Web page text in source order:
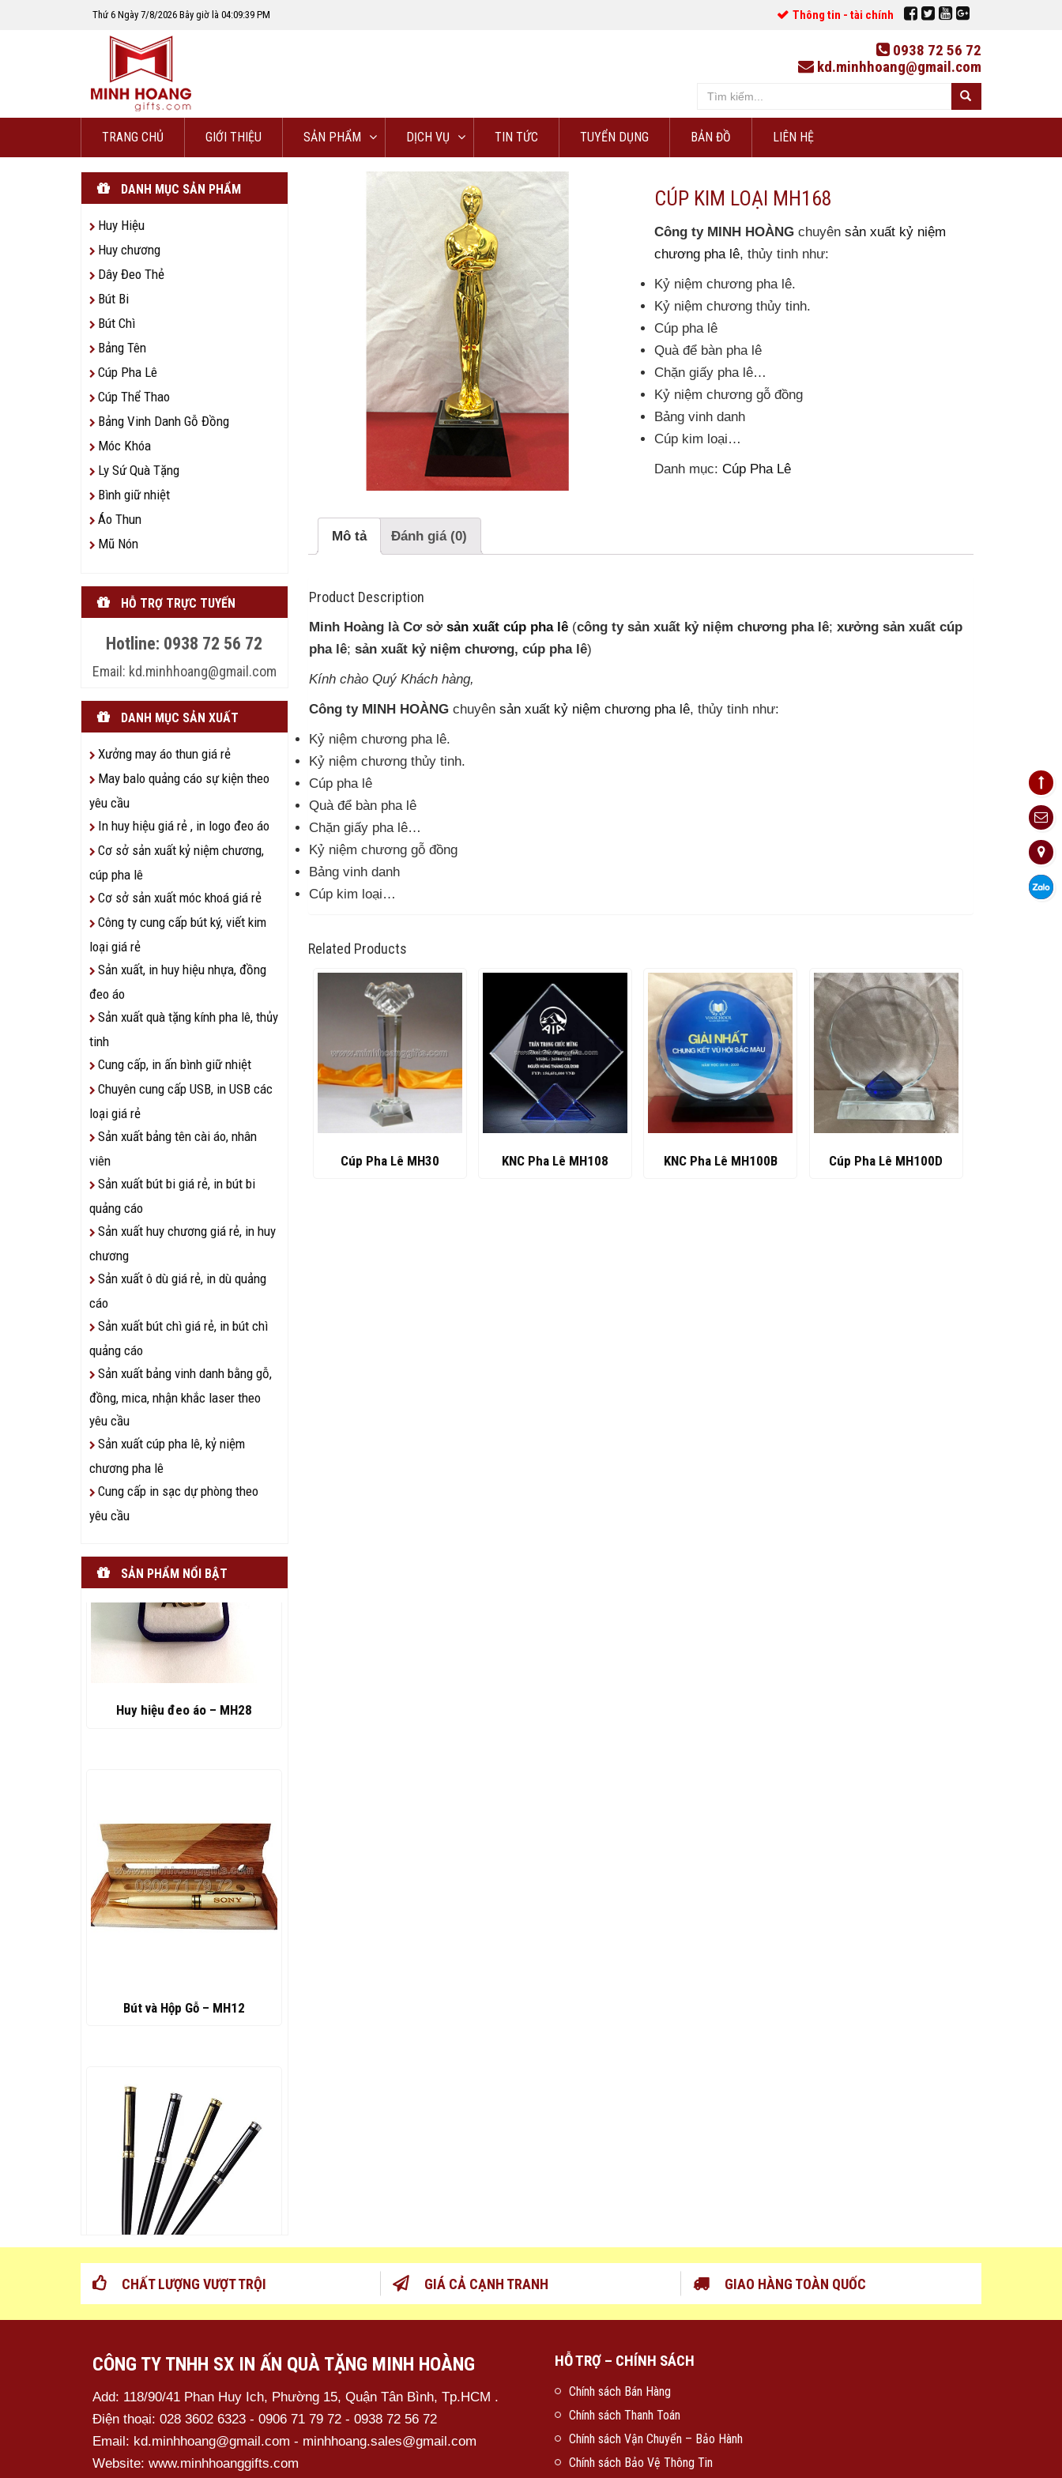
Thứ 6 Ngày 7/8/2026 Bây giờ là 04:09:39 PM Thông tin - tài chính
0938 72 56 72
kd.minhhoang@gmail.com
TRANG CHỦ GIỚI THIỆU SẢN PHẨM DỊCH VỤ TIN TỨC TUYỂN DỤNG BẢN ĐỒ LIÊN HỆ
CÚP KIM LOẠI MH168
Công ty MINH HOÀNGchuyên sản xuất kỷ niệm
chương pha lê, thủy tinh như:
Kỷ niệm chương pha lê.
Kỷ niệm chương thủy tinh.
Cúp pha lê
Quà để bàn pha lê
Chặn giấy pha lê…
Kỷ niệm chương gỗ đồng
Bảng vinh danh
Cúp kim loại…
Danh mục: Cúp Pha Lê
Mô tả Đánh giá (0)
Product Description
Minh Hoàng là Cơ sở sản xuất cúp pha lê (công ty sản xuất kỷ niệm chương pha lê; xưởng sản xuất cúp
pha lê; sản xuất kỷ niệm chương, cúp pha lê)
Kính chào Quý Khách hàng,
Công ty MINH HOÀNGchuyên sản xuất kỷ niệm chương pha lê, thủy tinh như:
Kỷ niệm chương pha lê.
Kỷ niệm chương thủy tinh.
Cúp pha lê
Quà để bàn pha lê
Chặn giấy pha lê…
Kỷ niệm chương gỗ đồng
Bảng vinh danh
Cúp kim loại…
Related Products
Cúp Pha Lê MH30 KNC Pha Lê MH108 KNC Pha Lê MH100B Cúp Pha Lê MH100D
DANH MỤC SẢN PHẨM
Huy Hiệu
Huy chương
Dây Đeo Thẻ
Bút Bi
Bút Chì
Bảng Tên
Cúp Pha Lê
Cúp Thể Thao
Bảng Vinh Danh Gỗ Đồng
Móc Khóa
Ly Sứ Quà Tặng
Bình giữ nhiệt
Áo Thun
Mũ Nón
HỖ TRỢ TRỰC TUYẾN
Hotline: 0938 72 56 72
Email: kd.minhhoang@gmail.com
DANH MỤC SẢN XUẤT
Xưởng may áo thun giá rẻ
May balo quảng cáo sự kiện theo
yêu cầu
In huy hiệu giá rẻ , in logo đeo áo
Cơ sở sản xuất kỷ niệm chương,
cúp pha lê
Cơ sở sản xuất móc khoá giá rẻ
Công ty cung cấp bút ký, viết kim
loại giá rẻ
Sản xuất, in huy hiệu nhựa, đồng
đeo áo
Sản xuất quà tặng kính pha lê, thủy
tinh
Cung cấp, in ấn bình giữ nhiệt
Chuyên cung cấp USB, in USB các
loại giá rẻ
Sản xuất bảng tên cài áo, nhân
viên
Sản xuất bút bi giá rẻ, in bút bi
quảng cáo
Sản xuất huy chương giá rẻ, in huy
chương
Sản xuất ô dù giá rẻ, in dù quảng
cáo
Sản xuất bút chì giá rẻ, in bút chì
quảng cáo
Sản xuất bảng vinh danh bằng gỗ,
đồng, mica, nhận khắc laser theo
yêu cầu
Sản xuất cúp pha lê, kỷ niệm
chương pha lê
Cung cấp in sạc dự phòng theo
yêu cầu
SẢN PHẨM NỔI BẬT
Bút Kim Loại – MH08
CHẤT LƯỢNG VƯỢT TRỘI GIÁ CẢ CẠNH TRANH GIAO HÀNG TOÀN QUỐC
CÔNG TY TNHH SX IN ẤN QUÀ TẶNG MINH HOÀNG
Add: 118/90/41 Phan Huy Ich, Phường 15, Quận Tân Bình, Tp.HCM .
Điện thoại: 028 3602 6323 - 0906 71 79 72 - 0938 72 56 72
Email: kd.minhhoang@gmail.com - minhhoang.sales@gmail.com
Website: www.minhhoanggifts.com
HỖ TRỢ – CHÍNH SÁCH
Chính sách Bán Hàng
Chính sách Thanh Toán
Chính sách Vận Chuyển – Bảo Hành
Chính sách Bảo Vệ Thông Tin